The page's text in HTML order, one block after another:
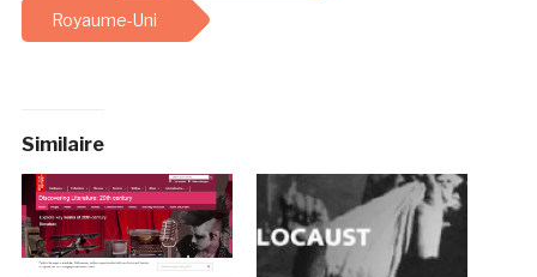
Royaume-Uni
Similaire